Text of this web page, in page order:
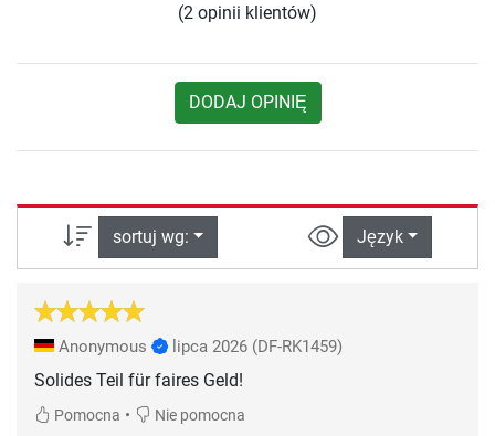
(2 opinii klientów)
DODAJ OPINIĘ
sortuj wg: Język
Anonymous lipca 2026 (DF-RK1459)
Solides Teil für faires Geld!
Pomocna • Nie pomocna